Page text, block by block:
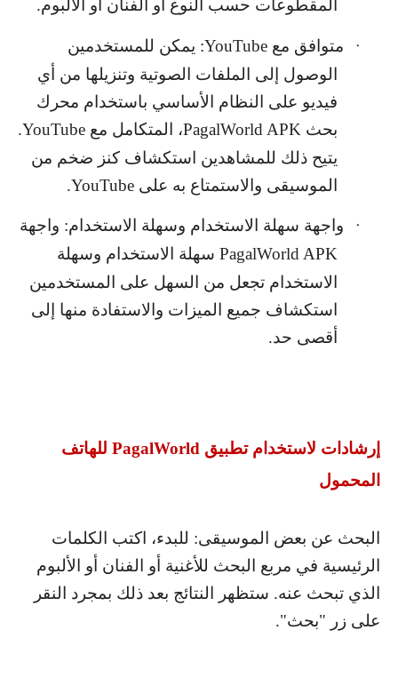
المقطوعات حسب النوع أو الفنان أو الألبوم.
· متوافق مع YouTube: يمكن للمستخدمين
الوصول إلى الملفات الصوتية وتنزيلها من أي
فيديو على النظام الأساسي باستخدام محرك
بحث PagalWorld APK، المتكامل مع YouTube
.
يتيح ذلك للمشاهدين استكشاف كنز ضخم من
الموسيقى والاستمتاع به على YouTube
.
·
واجهة سهلة الاستخدام وسهلة الاستخدام: واجهة
PagalWorld APK سهلة الاستخدام وسهلة
الاستخدام تجعل من السهل على المستخدمين
استكشاف جميع الميزات والاستفادة منها إلى
أقصى حد.
إرشادات لاستخدام تطبيق PagalWorld للهاتف
المحمول
البحث عن بعض الموسيقى: للبدء، اكتب الكلمات
الرئيسية في مربع البحث للأغنية أو الفنان أو الألبوم
الذي تبحث عنه. ستظهر النتائج بعد ذلك بمجرد النقر
على زر "بحث".